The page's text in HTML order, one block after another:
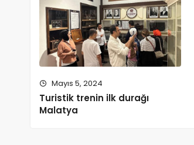
Mayıs 5, 2024
Turistik trenin ilk durağı
Malatya